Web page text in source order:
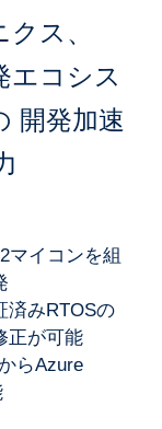
ス、
エコシス
開発加速
マイコンを組
済みRTOSの
正が可能
らAzure